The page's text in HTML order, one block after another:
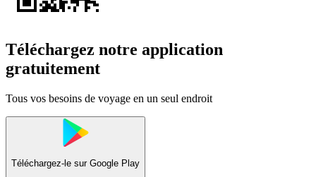
Téléchargez notre application
gratuitement
Tous vos besoins de voyage en un seul endroit
Téléchargez-le sur Google Play